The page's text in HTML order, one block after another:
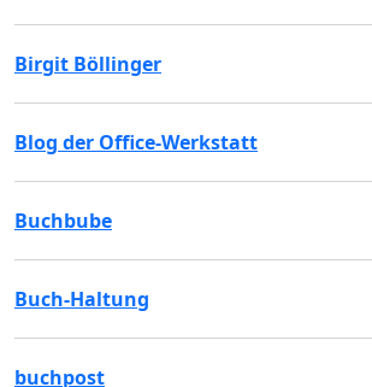
Birgit Böllinger
Blog der Office-Werkstatt
Buchbube
Buch-Haltung
buchpost